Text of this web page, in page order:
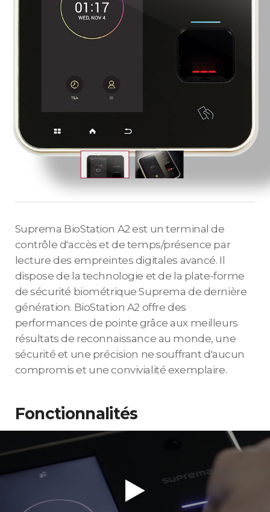
Suprema BioStation A2 est un terminal de
contrôle d'accès et de temps/présence par
lecture des empreintes digitales avancé. Il
dispose de la technologie et de la plate-forme
de sécurité biométrique Suprema de dernière
génération. BioStation A2 offre des
performances de pointe grâce aux meilleurs
résultats de reconnaissance au monde, une
sécurité et une précision ne souffrant d'aucun
compromis et une convivialité exemplaire.
Fonctionnalités